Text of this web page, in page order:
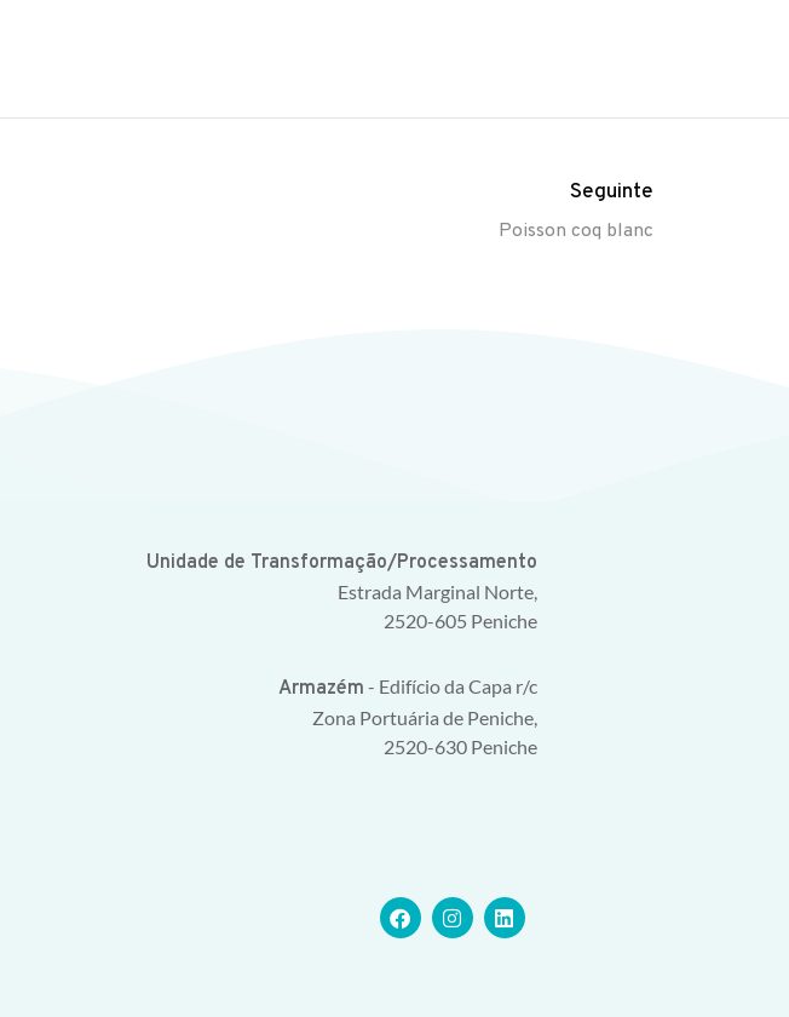
Seguinte
Poisson coq blanc
Unidade de Transformação/Processamento
Estrada Marginal Norte,
2520-605 Peniche
Armazém - Edifício da Capa r/c
Zona Portuária de Peniche,
2520-630 Peniche